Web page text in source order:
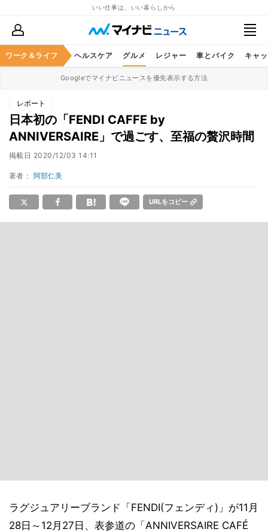
いい仕事は、いい暮らしから
ワーク＆ライフ
マネー 暮らし ヘルスケア グルメ レジャー 車とバイク キャ
Googleでマイナビニュースを優先表示する方法
レポート
日本初の「FENDI CAFFE by
ANNIVERSAIRE」で過ごす、至福の贅沢時間
掲載日 2020/12/03 14:11
著者： 阿部仁美
URLをコピー
ラグジュアリーブランド「FENDI(フェンディ)」が11月
28日～12月27日、表参道の「ANNIVERSAIRE CAFÉ